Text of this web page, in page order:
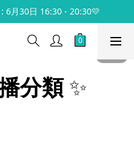
月30日 16:30 - 20:30💛
分類✨